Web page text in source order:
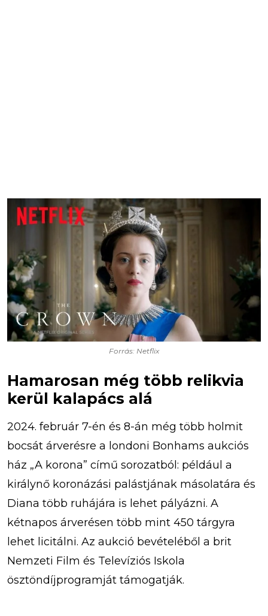
Forrás: Netflix
Hamarosan még több relikvia
kerül kalapács alá
2024. február 7-én és 8-án még több holmit
bocsát árverésre a londoni Bonhams aukciós
ház „A korona” című sorozatból: például a
királynő koronázási palástjának másolatára és
Diana több ruhájára is lehet pályázni. A
kétnapos árverésen több mint 450 tárgyra
lehet licitálni. Az aukció bevételéből a brit
Nemzeti Film és Televíziós Iskola
ösztöndíjprogramját támogatják.